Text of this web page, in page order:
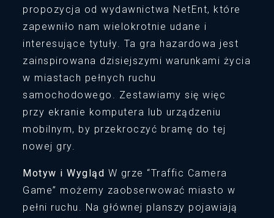
propozycja od wydawnictwa NetEnt, które
zapewniło nam wielokrotnie udane i
interesujące tytuły. Ta gra hazardowa jest
zainspirowana dzisiejszymi warunkami życia
w miastach pełnych ruchu
samochodowego. Zestawiamy się więc
przy ekranie komputera lub urządzeniu
mobilnym, by przekroczyć bramę do tej
nowej gry.
Motyw i Wygląd W grze “Traffic Camera
Game” możemy zaobserwować miasto w
pełni ruchu. Na głównej planszy pojawiają